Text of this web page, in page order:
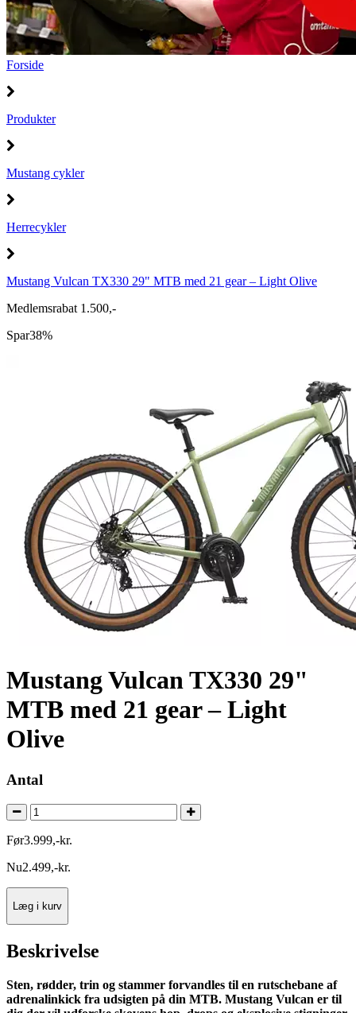
Forside
Produkter
Mustang cykler
Herrecykler
Mustang Vulcan TX330 29" MTB med 21 gear – Light Olive
Medlemsrabat 1.500,-
Spar38%
Mustang Vulcan TX330 29"
MTB med 21 gear – Light
Olive
Antal
Før3.999,-kr.
Nu2.499,-kr.
Læg i kurv
Beskrivelse
Sten, rødder, trin og stammer forvandles til en rutschebane af
adrenalinkick fra udsigten på din MTB. Mustang Vulcan er til